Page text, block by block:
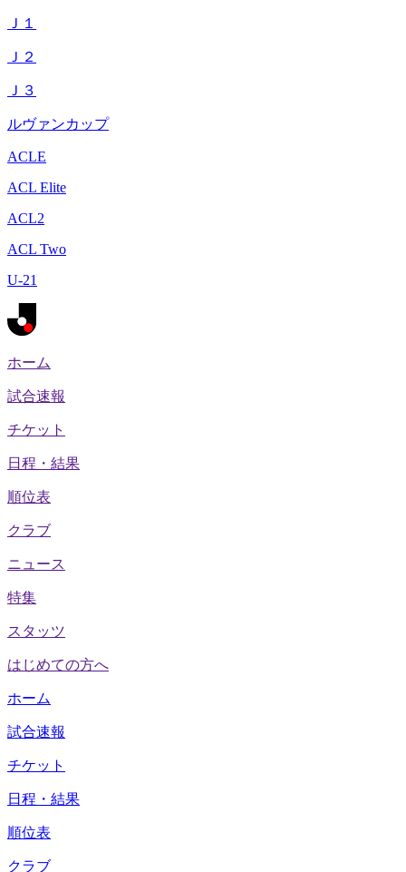
Ｊ１
Ｊ２
Ｊ３
ルヴァンカップ
ACLE
ACL Elite
ACL2
ACL Two
U-21
ホーム
試合速報
チケット
日程・結果
順位表
クラブ
ニュース
特集
スタッツ
はじめての方へ
ホーム
試合速報
チケット
日程・結果
順位表
クラブ